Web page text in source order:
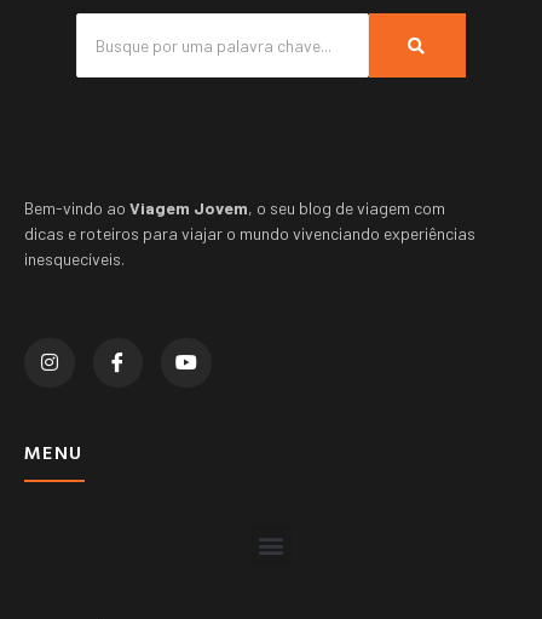
Bem-vindo ao Viagem Jovem, o seu blog de viagem com
dicas e roteiros para viajar o mundo vivenciando experiências
inesquecíveis.
MENU